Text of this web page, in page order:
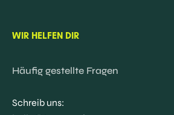
WIR HELFEN DIR
Häufig gestellte Fragen
Schreib uns: